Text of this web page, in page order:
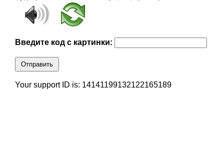
Введите код с картинки:
Отправить
Your support ID is: 14141199132122165189